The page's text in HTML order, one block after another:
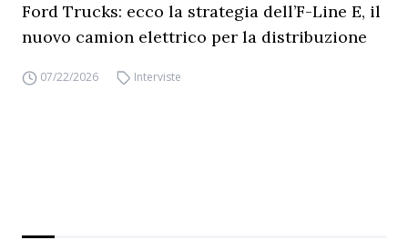
Ford Trucks: ecco la strategia dell’F-Line E, il
nuovo camion elettrico per la distribuzione
07/22/2026 Interviste